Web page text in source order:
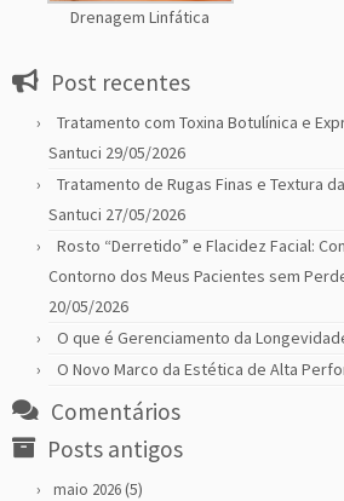
Drenagem Linfática
Post recentes
Tratamento com Toxina Botulínica e
Santuci 29/05/2026
Tratamento de Rugas Finas e Textura
Santuci 27/05/2026
Rosto “Derretido” e Flacidez Facial:
Contorno dos Meus Pacientes sem
20/05/2026
O que é Gerenciamento da
O Novo Marco da Estética de Alta
Comentários
Posts antigos
maio 2026(5)